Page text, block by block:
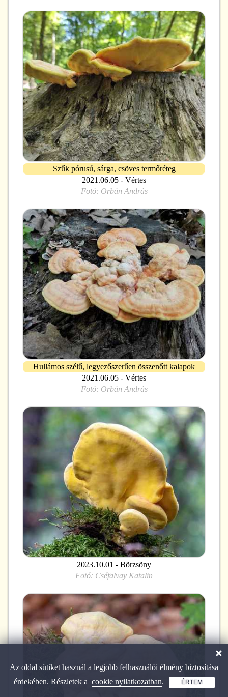
Szűk pórusú, sárga, csöves termőréteg
2021.06.05 - Vértes
Fotó: Orbán András
Hullámos szélű, legyezőszerűen összenőtt kalapok
2021.06.05 - Vértes
Fotó: Orbán András
2023.10.01 - Börzsöny
Fotó: Cséfalvay Katalin
Az oldal sütiket használ a legjobb felhasználói élmény biztosítása
érdekében. Részletek a cookie nyilatkozatban. ÉRTEM